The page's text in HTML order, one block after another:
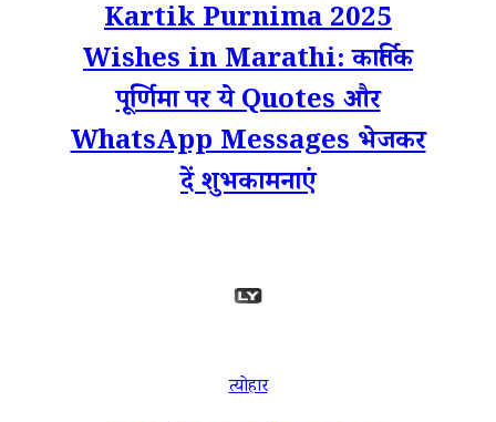
Kartik Purnima 2025
Wishes in Marathi: कार्तिक
पूर्णिमा पर ये Quotes और
WhatsApp Messages भेजकर
दें शुभकामनाएं
त्योहार